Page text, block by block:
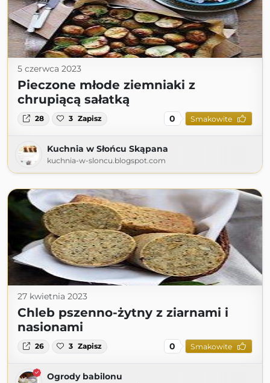
5 czerwca 2023
Pieczone młode ziemniaki z
chrupiącą sałatką
28 3 Zapisz 0 Smakowite
Kuchnia w Słońcu Skąpana
kuchnia-w-sloncu.blogspot.com
27 kwietnia 2023
Chleb pszenno-żytny z ziarnami i
nasionami
26 3 Zapisz 0 Smakowite
Ogrody babilonu